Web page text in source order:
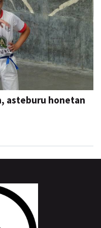
asteburu honetan